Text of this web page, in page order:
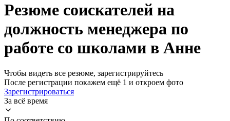
Резюме соискателей на
должность менеджера по
работе со школами в Анне
Чтобы видеть все резюме, зарегистрируйтесь
После регистрации покажем ещё 1 и откроем фото
Зарегистрироваться
За всё время